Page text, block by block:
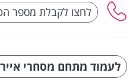
לעמוד מתחם מסחרי